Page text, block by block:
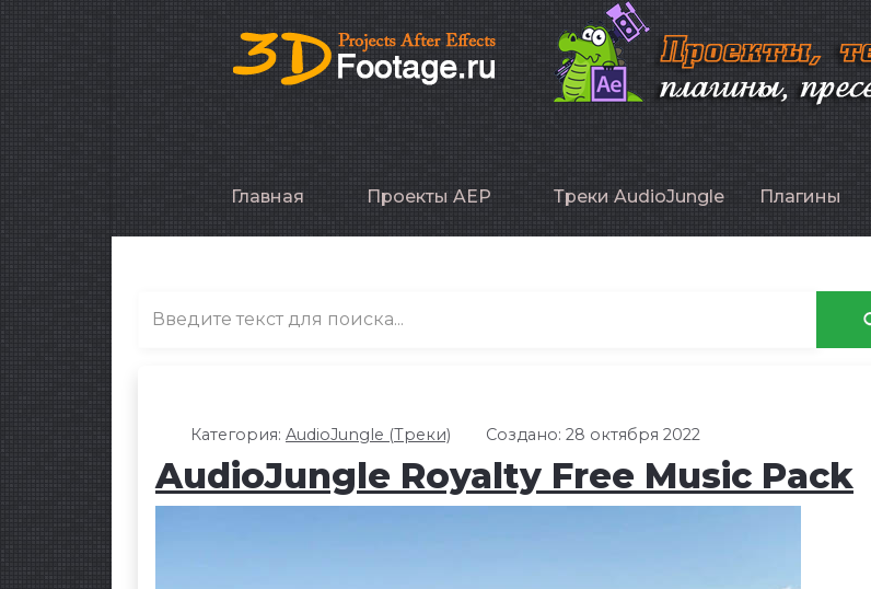
Главная Проекты AEP Треки AudioJungle Плагины
Категория: AudioJungle (Треки) Создано: 28 октября 2022
AudioJungle Royalty Free Music Pack